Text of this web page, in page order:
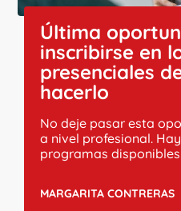
Última
inscribirse en
presenciales
hacerlo
No deje pasar esta
a nivel profesional.
programas
MARGARITA CONTRERAS